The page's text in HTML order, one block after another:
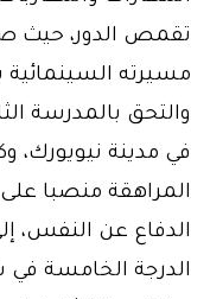
تقمص الدور، حيث
مسيرته
والتحق بالمدرسة
في مدينة نيويورك،
المراهقة منصبا
الدفاع عن النفس،
الدرجة الخامسة في